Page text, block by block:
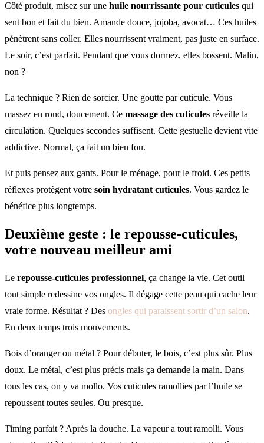
Côté produit, misez sur une huile nourrissante pour cuticules qui
sent bon et fait du bien. Amande douce, jojoba, avocat… Ces huiles
pénètrent sans coller. Elles nourrissent vraiment, pas juste en surface.
Le soir, c’est parfait. Pendant que vous dormez, elles bossent. Malin,
non ?
La technique ? Rien de sorcier. Une goutte par cuticule. Vous
massez en rond, doucement. Ce massage des cuticules réveille la
circulation. Quelques secondes suffisent. Cette gestuelle devient vite
addictive. Normal, ça fait un bien fou.
Et puis pensez aux gants. Pour le ménage, pour le froid. Ces petits
réflexes protègent votre soin hydratant cuticules. Vous gardez le
bénéfice plus longtemps.
Deuxième geste : le repousse-cuticules,
votre nouveau meilleur ami
Le repousse-cuticules professionnel, ça change la vie. Cet outil
tout simple redessine vos ongles. Il dégage cette peau qui cache leur
vraie forme. Résultat ? Des ongles qui paraissent sortir d’un salon.
En deux temps trois mouvements.
Bois d’oranger ou métal ? Pour débuter, le bois, c’est plus sûr. Plus
doux. Le métal, c’est plus précis mais ça demande la main. Dans
tous les cas, on y va mollo. Vos cuticules ramollies par l’huile se
repoussent toutes seules. Ou presque.
Timing parfait ? Après la douche. La vapeur a tout ramolli. Vous